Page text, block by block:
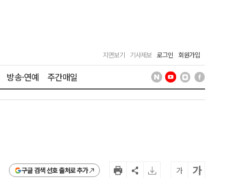
지면보기 기사제보 로그인 회원가입
방송·연예 주간매일
구글 검색 선호 출처로 추가 가 가